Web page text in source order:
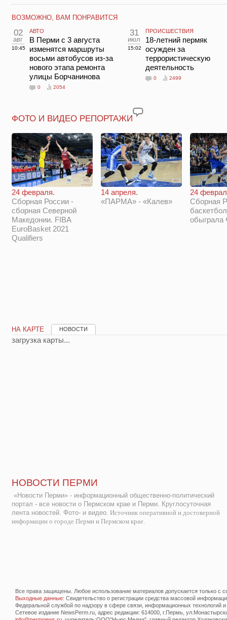
ВОЗМОЖНО, ВАМ ПОНРАВИТСЯ
02
авг
10:45
АВТО
В Перми с 3 августа
изменятся маршруты
восьми автобусов из-за
нового этапа ремонта
улицы Борчанинова
0 2054
31
июл
15:02
ПРОИСШЕСТВИЯ
18-летний пермяк
осужден за
террористическую
деятельность
0 2499
ФОТО И ВИДЕО РЕПОРТАЖИ
24 февраля.
Сборная России -
сборная Северной
Македонии. FIBA
EuroBasket 2021
Qualifiers
14 апреля.
«ПАРМА» - «Калев»
24
Сборная
обыграла
НА КАРТЕ НОВОСТИ
загрузка карты...
НОВОСТИ ПЕРМИ
«Новости Перми» - информационный общественно-политический
портал - все новости о Пермском крае и Перми. Круглосуточная
лента новостей. Фото- и видео. Источник оперативной и достоверной
информации о городе Перми и Пермском крае.
Все права защищены. Любое использование материалов допускается только с
Выходные данные: Свидетельство о регистрации средства массовой
Федеральной службой по надзору в сфере связи, информационных технологий
Сетевое издание NewsPerm.ru, адрес редакции: 614000, г.Пермь,